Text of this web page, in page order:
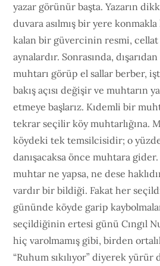
yazar görünür başta. Yazarın
duvara asılmış bir yere
kalan bir güvercinin resmi, cellat
aynalardır. Sonrasında,
muhtarı görüp el sallar berber,
bakış açısı değişir ve muhtarın
etmeye başlarız. Kıdemli bir
tekrar seçilir köy muhtarlığına.
köydeki tek temsilcisidir; o
danışacaksa önce muhtara
muhtar ne yapsa, ne dese
vardır bir bildiği. Fakat her
gününde köyde garip
seçildiğinin ertesi günü Cıngıl
hiç varolmamış gibi, birden
“Ruhum sıkılıyor” diyerek yürür